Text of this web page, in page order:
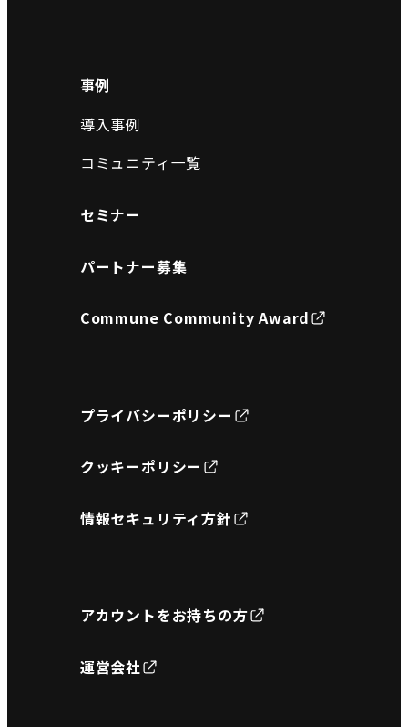
事例
導入事例
コミュニティ一覧
セミナー
パートナー募集
Commune Community Award
プライバシーポリシー
クッキーポリシー
情報セキュリティ方針
アカウントをお持ちの方
運営会社